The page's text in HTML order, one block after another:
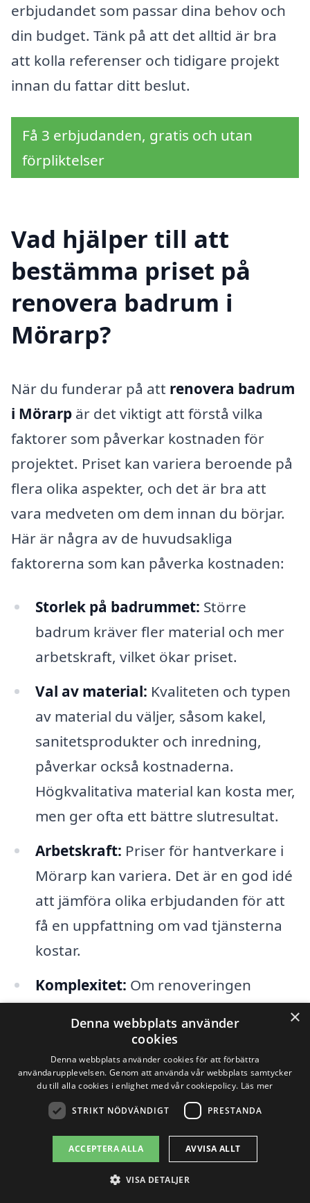
erbjudandet som passar dina behov och
din budget. Tänk på att det alltid är bra
att kolla referenser och tidigare projekt
innan du fattar ditt beslut.
Få 3 erbjudanden, gratis och utan
förpliktelser
Vad hjälper till att
bestämma priset på
renovera badrum i
Mörarp?
När du funderar på att renovera badrum
i Mörarp är det viktigt att förstå vilka
faktorer som påverkar kostnaden för
projektet. Priset kan variera beroende på
flera olika aspekter, och det är bra att
vara medveten om dem innan du börjar.
Här är några av de huvudsakliga
faktorerna som kan påverka kostnaden:
Storlek på badrummet: Större
badrum kräver fler material och mer
arbetskraft, vilket ökar priset.
Val av material: Kvaliteten och typen
av material du väljer, såsom kakel,
sanitetsprodukter och inredning,
påverkar också kostnaderna.
Högkvalitativa material kan kosta mer,
men ger ofta ett bättre slutresultat.
Arbetskraft: Priser för hantverkare i
Mörarp kan variera. Det är en god idé
att jämföra olika erbjudanden för att
få en uppfattning om vad tjänsterna
kostar.
Komplexitet: Om renoveringen
kan detta öka arbetskostnaderna.
Specialiserade tjänster som dessa
kräver utbildad personal, vilket kan
påverka det totala priset.
Tidigare skador:
Om det finns
strukturella skador eller fuktskador
×
Denna webbplats använder
cookies
Denna webbplats använder cookies för att förbättra
användarupplevelsen. Genom att använda vår webbplats samtycker
du till alla cookies i enlighet med vår cookiepolicy. Läs mer
STRIKT NÖDVÄNDIGT PRESTANDA
ACCEPTERA ALLA AVVISA ALLT
VISA DETALJER